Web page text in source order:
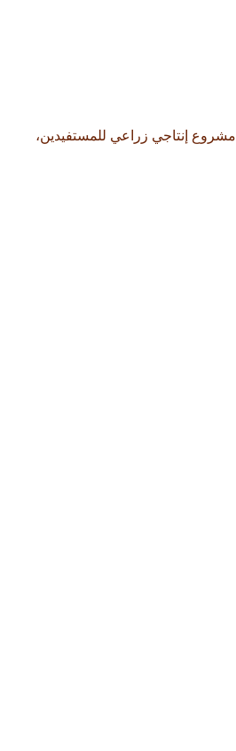
المشاريع الصغيرة: منح 200 مشروع إنتاجي زراعي للمستفيدين،